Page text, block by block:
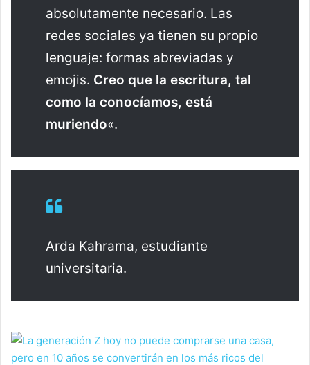
absolutamente necesario. Las
redes sociales ya tienen su propio
lenguaje: formas abreviadas y
emojis. Creo que la escritura, tal
como la conocíamos, está
muriendo«.
Arda Kahrama, estudiante
universitaria.